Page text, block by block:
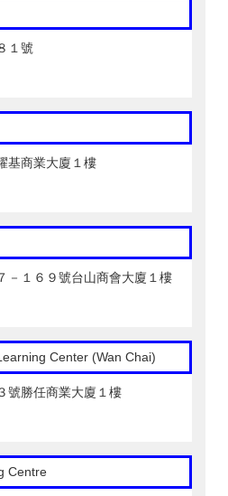
１號
基商業大廈１樓
－１６９號台山商會大廈１樓
Center (Wan Chai)
號勝任商業大廈１樓
Centre